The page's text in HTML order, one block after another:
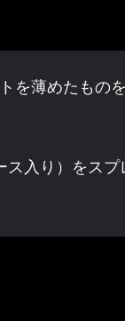
を薄めたもの
入り）をス